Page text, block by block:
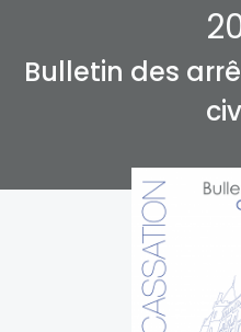
Bulletin des